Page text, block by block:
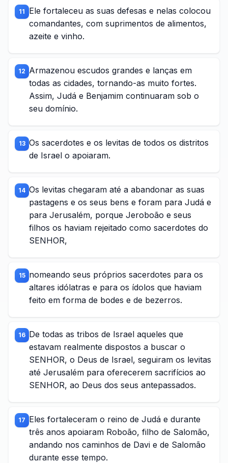
11
Ele fortaleceu as suas defesas e nelas colocou
comandantes, com suprimentos de alimentos,
azeite e vinho.
12 Armazenou escudos grandes e lanças em
todas as cidades, tornando-as muito fortes.
Assim, Judá e Benjamim continuaram sob o
seu domínio.
13 Os sacerdotes e os levitas de todos os distritos
de Israel o apoiaram.
14 Os levitas chegaram até a abandonar as suas
pastagens e os seus bens e foram para Judá e
para Jerusalém, porque Jeroboão e seus
filhos os haviam rejeitado como sacerdotes do
SENHOR,
15 nomeando seus próprios sacerdotes para os
altares idólatras e para os ídolos que haviam
feito em forma de bodes e de bezerros.
16 De todas as tribos de Israel aqueles que
estavam realmente dispostos a buscar o
SENHOR, o Deus de Israel, seguiram os levitas
até Jerusalém para oferecerem sacrifícios ao
SENHOR, ao Deus dos seus antepassados.
17 Eles fortaleceram o reino de Judá e durante
três anos apoiaram Roboão, filho de Salomão,
andando nos caminhos de Davi e de Salomão
durante esse tempo.